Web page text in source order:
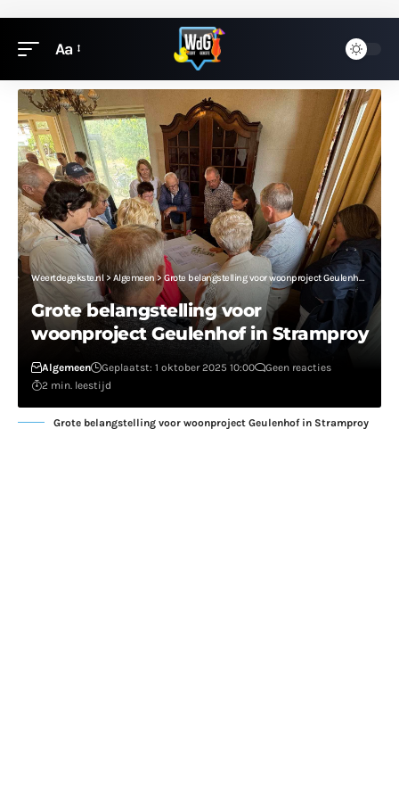
Aa
Weertdegekste.nl>Algemeen> Grote belangstelling voor woonproject Geulenhof in Stramproy
Grote belangstelling voor
woonproject Geulenhof in Stramproy
Algemeen Geplaatst: 1 oktober 2025 10:00
Geen reacties
2 min. leestijd
Grote belangstelling voor woonproject Geulenhof in Stramproy